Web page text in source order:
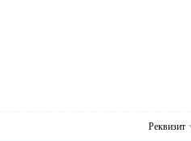
Реквизит